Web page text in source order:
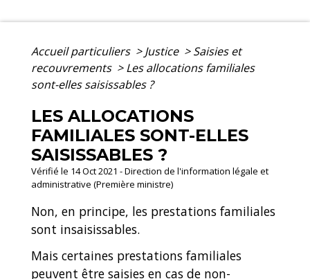
Accueil particuliers > Justice > Saisies et
recouvrements > Les allocations familiales
sont-elles saisissables ?
LES ALLOCATIONS
FAMILIALES SONT-ELLES
SAISISSABLES ?
Vérifié le 14 Oct 2021 - Direction de l'information légale et
administrative (Première ministre)
Non, en principe, les prestations familiales
sont insaisissables.
Mais certaines prestations familiales
peuvent être saisies en cas de non-